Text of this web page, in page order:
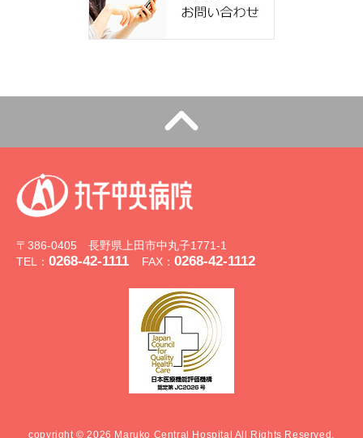
〒386-0405 長野県上田市中丸子1771-1
TEL： 0268-42-1111 FAX： 0268-42-1112
copyright © 2026 Maruko Central Hospital All Rights Reserved.